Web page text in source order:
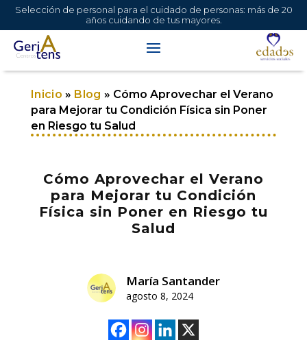
Selección de personal para el cuidado de personas: más de 20
años cuidando de tus mayores.
Inicio » Blog » Cómo Aprovechar el Verano
para Mejorar tu Condición Física sin Poner
en Riesgo tu Salud
Cómo Aprovechar el Verano
para Mejorar tu Condición
Física sin Poner en Riesgo tu
Salud
María Santander
agosto 8, 2024